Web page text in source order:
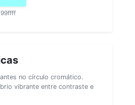
no círculo cromático.
vibrante entre contraste e